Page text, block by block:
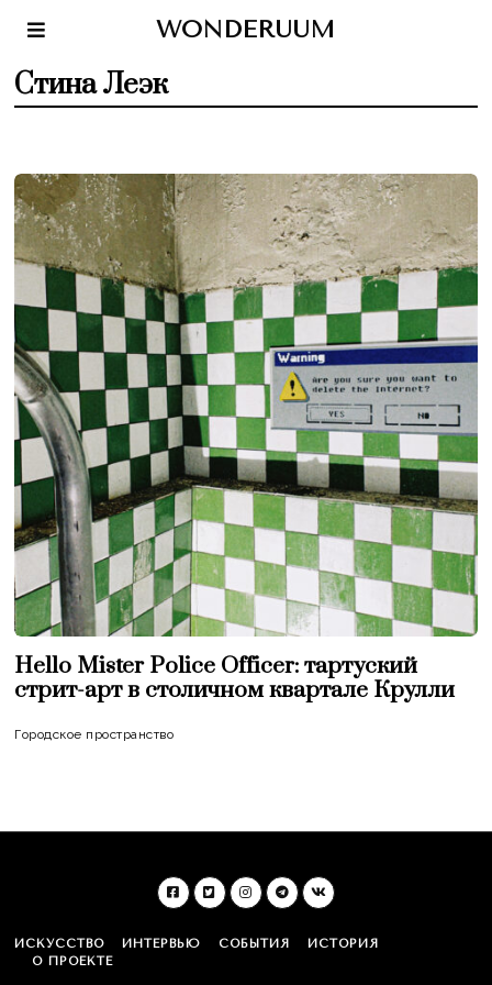
WONDERUUM
Стина Леэк
Hello Mister Police Officer: тартуский
стрит-арт в столичном квартале Крулли
Городское пространство
ИСКУССТВО ИНТЕРВЬЮ СОБЫТИЯ
ИСТОРИЯ
О ПРОЕКТЕ